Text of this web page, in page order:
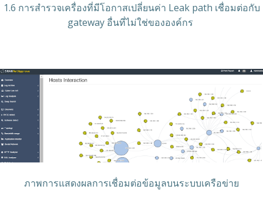
1.6 การสำรวจเครื่องที่มีโอกาสเปลี่ยนค่า Leak path เชื่อมต่อกับ
gateway อื่นที่ไม่ใช่ขององค์กร
ภาพการแสดงผลการเชื่อมต่อข้อมูลบนระบบเครือข่าย